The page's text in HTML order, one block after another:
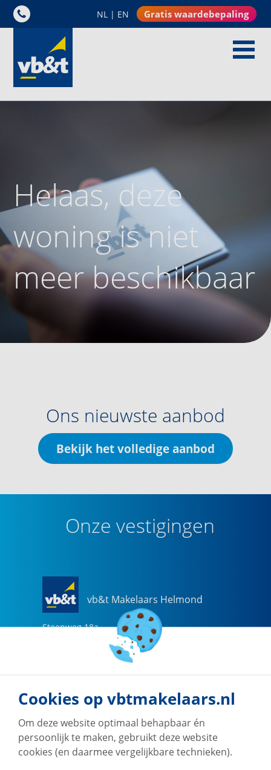
NL | EN Gratis waardebepaling
Helaas, deze
woning is niet
meer beschikbaar
Ons nieuwste aanbod
Bekijk het volledige aanbod
Onze vestigingen
vb&t Makelaars Helmond
Steenweg 18a
helmond@vbtmakelaars.nl
Naar vestiging
Cookies op vbtmakelaars.nl
Om deze website optimaal behapbaar én
persoonlijk te maken, gebruikt deze website
cookies (en daarmee vergelijkbare technieken).